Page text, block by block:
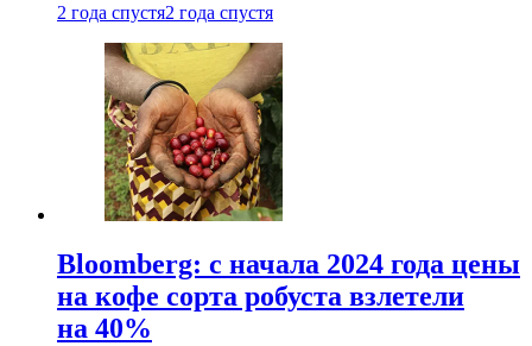
2 года спустя2 года спустя
Bloomberg: с начала 2024 года цены
на кофе сорта робуста взлетели
на 40%